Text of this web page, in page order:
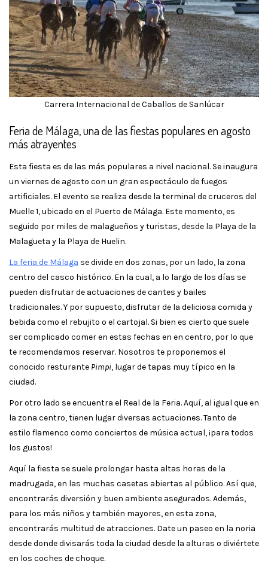
Carrera Internacional de Caballos de Sanlúcar
Feria de Málaga, una de las fiestas populares en agosto
más atrayentes
Esta fiesta es de las más populares a nivel nacional. Se inaugura
un viernes de agosto con un gran espectáculo de fuegos
artificiales. El evento se realiza desde la terminal de cruceros del
Muelle 1, ubicado en el Puerto de Málaga. Este momento, es
seguido por miles de malagueños y turistas, desde la Playa de la
Malagueta y la Playa de Huelin.
La feria de Málaga se divide en dos zonas, por un lado, la zona
centro del casco histórico. En la cual, a lo largo de los días se
pueden disfrutar de actuaciones de cantes y bailes
tradicionales. Y por supuesto, disfrutar de la deliciosa comida y
bebida como el rebujito o el cartojal. Si bien es cierto que suele
ser complicado comer en estas fechas en en centro, por lo que
te recomendamos reservar. Nosotros te proponemos el
conocido resturante Pimpi, lugar de tapas muy típico en la
ciudad.
Por otro lado se encuentra el Real de la Feria. Aquí, al igual que en
la zona centro, tienen lugar diversas actuaciones. Tanto de
estilo flamenco como conciertos de música actual, ¡para todos
los gustos!
Aquí la fiesta se suele prolongar hasta altas horas de la
madrugada, en las muchas casetas abiertas al público. Así que,
encontrarás diversión y buen ambiente asegurados. Además,
para los más niños y también mayores, en esta zona,
encontrarás multitud de atracciones. Date un paseo en la noria
desde donde divisarás toda la ciudad desde la alturas o diviértete
en los coches de choque.